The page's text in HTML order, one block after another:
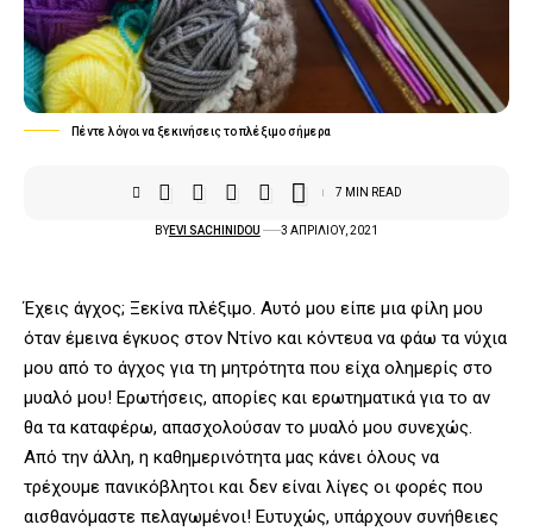
Πέντε λόγοι να ξεκινήσεις το πλέξιμο σήμερα
BYEVI SACHINIDOU 3 ΑΠΡΙΛΊΟΥ, 2021
7 MIN READ
Έχεις άγχος; Ξεκίνα πλέξιμο. Αυτό μου είπε μια φίλη μου
όταν έμεινα έγκυος στον Ντίνο και κόντευα να φάω τα νύχια
μου από το άγχος για τη μητρότητα που είχα ολημερίς στο
μυαλό μου! Ερωτήσεις, απορίες και ερωτηματικά για το αν
θα τα καταφέρω, απασχολούσαν το μυαλό μου συνεχώς.
Από την άλλη, η καθημερινότητα μας κάνει όλους να
τρέχουμε πανικόβλητοι και δεν είναι λίγες οι φορές που
αισθανόμαστε πελαγωμένοι! Ευτυχώς, υπάρχουν συνήθειες